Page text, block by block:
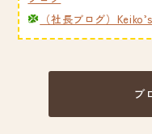
（社長ブログ）
ブ